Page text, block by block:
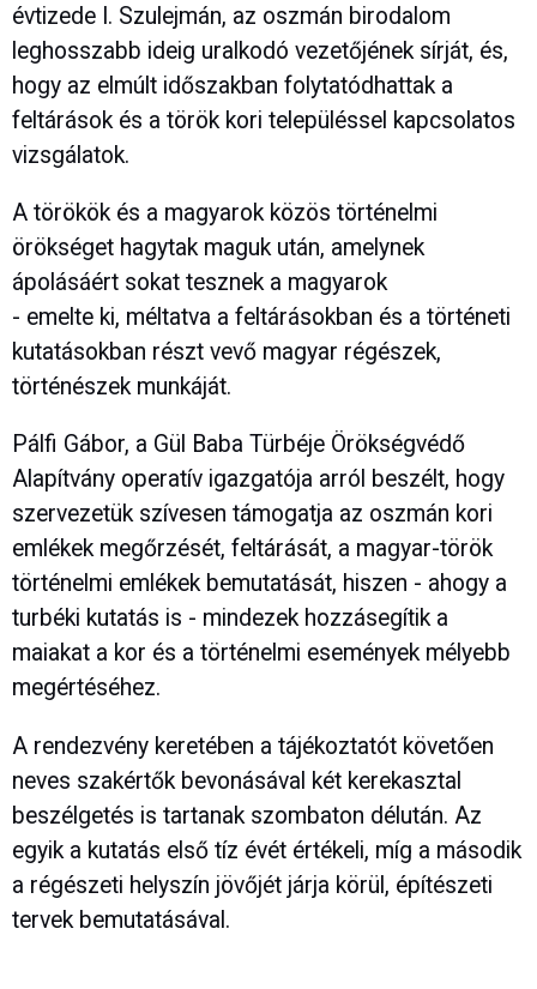
évtizede I. Szulejmán, az oszmán birodalom
leghosszabb ideig uralkodó vezetőjének sírját, és,
hogy az elmúlt időszakban folytatódhattak a
feltárások és a török kori településsel kapcsolatos
vizsgálatok.
A törökök és a magyarok közös történelmi
örökséget hagytak maguk után, amelynek
ápolásáért sokat tesznek a magyarok
- emelte ki, méltatva a feltárásokban és a történeti
kutatásokban részt vevő magyar régészek,
történészek munkáját.
Pálfi Gábor, a Gül Baba Türbéje Örökségvédő
Alapítvány operatív igazgatója arról beszélt, hogy
szervezetük szívesen támogatja az oszmán kori
emlékek megőrzését, feltárását, a magyar-török
történelmi emlékek bemutatását, hiszen - ahogy a
turbéki kutatás is - mindezek hozzásegítik a
maiakat a kor és a történelmi események mélyebb
megértéséhez.
A rendezvény keretében a tájékoztatót követően
neves szakértők bevonásával két kerekasztal
beszélgetés is tartanak szombaton délután. Az
egyik a kutatás első tíz évét értékeli, míg a második
a régészeti helyszín jövőjét járja körül, építészeti
tervek bemutatásával.